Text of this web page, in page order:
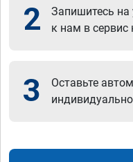
2
Запишитесь на
к нам в сервис
3
Оставьте